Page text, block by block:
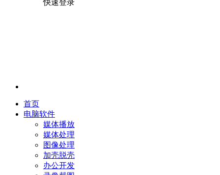
快速登录
首页
电脑软件
媒体播放
媒体处理
图像处理
加壳脱壳
办公开发